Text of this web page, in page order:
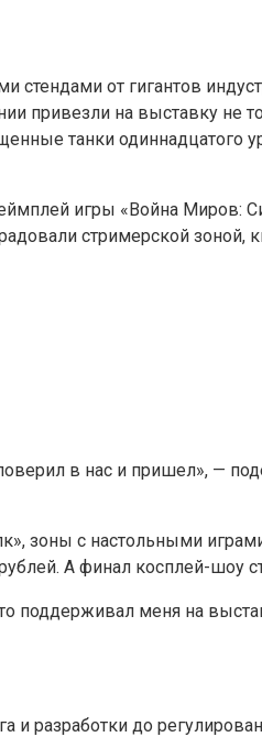
от гигантов
привезли на выставку не
танки одиннадцатого
игры «Война Миров:
стримерской зоной,
в нас и пришел», —
зоны с настольными
А финал косплей-шоу
меня на
до